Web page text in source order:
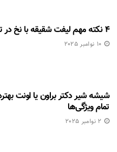
۴ نکته مهم لیفت شقیقه با نخ در تهران
10 نوامبر 2025
شیشه شیر دکتر براون یا اونت
تمام ویژگی‌ها
2 نوامبر 2025